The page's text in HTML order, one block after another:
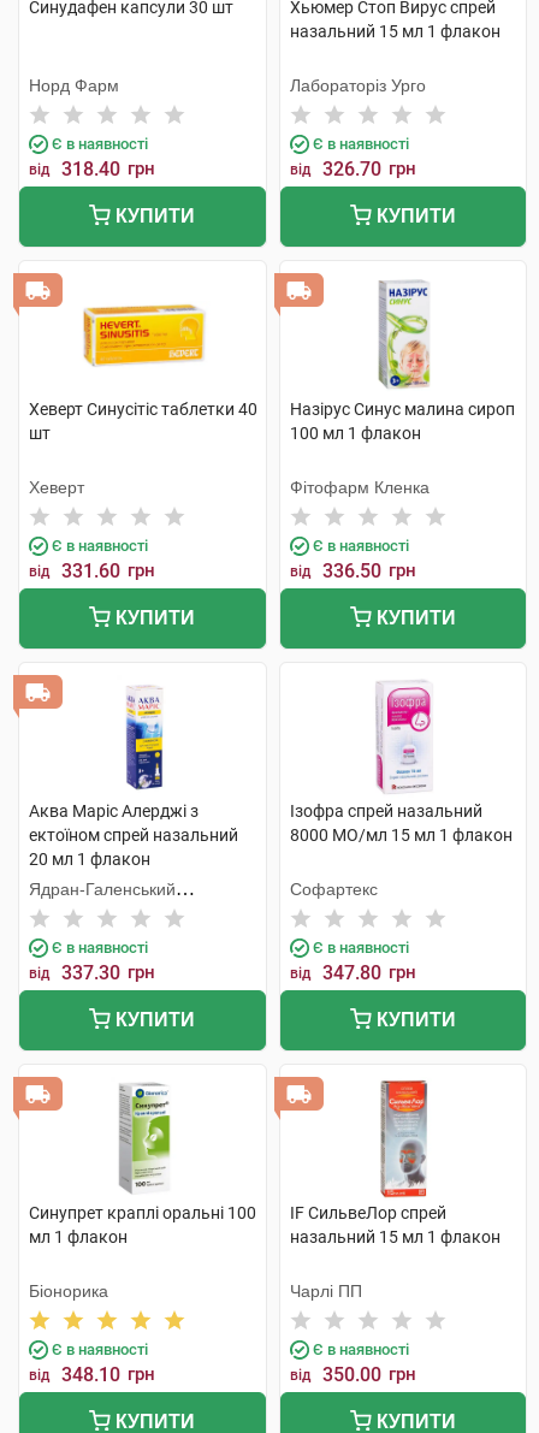
Синудафен капсули 30 шт
Норд Фарм
Є в наявності
від 318.40 грн
КУПИТИ
Хьюмер Стоп Вирус спрей
назальний 15 мл 1 флакон
Лабораторіз Урго
Є в наявності
від 326.70 грн
КУПИТИ
Хеверт Синусітіс таблетки 40
шт
Хеверт
Є в наявності
від 331.60 грн
КУПИТИ
Назірус Синус малина сироп
100 мл 1 флакон
Фітофарм Кленка
Є в наявності
від 336.50 грн
КУПИТИ
Аква Маріс Алерджі з
ектоїном спрей назальний
20 мл 1 флакон
Ядран-Галенський
Лабораторій
Є в наявності
від 337.30 грн
КУПИТИ
Ізофра спрей назальний
8000 МО/мл 15 мл 1 флакон
Софартекс
Є в наявності
від 347.80 грн
КУПИТИ
Синупрет краплі оральні 100
мл 1 флакон
Біонорика
Є в наявності
від 348.10 грн
КУПИТИ
IF СильвеЛор спрей
назальний 15 мл 1 флакон
Чарлі ПП
Є в наявності
від 350.00 грн
КУПИТИ